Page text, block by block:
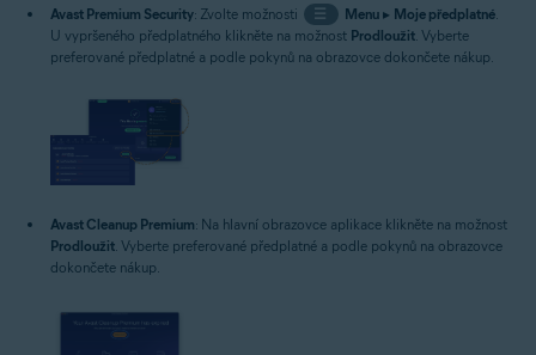
Avast Premium Security: Zvolte možnosti ☰ Menu▸ Moje předplatné.
U vypršeného předplatného klikněte na možnost Prodloužit. Vyberte
preferované předplatné a podle pokynů na obrazovce dokončete nákup.
Avast Cleanup Premium: Na hlavní obrazovce aplikace klikněte na možnost
Prodloužit . Vyberte preferované předplatné a podle pokynů na obrazovce
dokončete nákup.